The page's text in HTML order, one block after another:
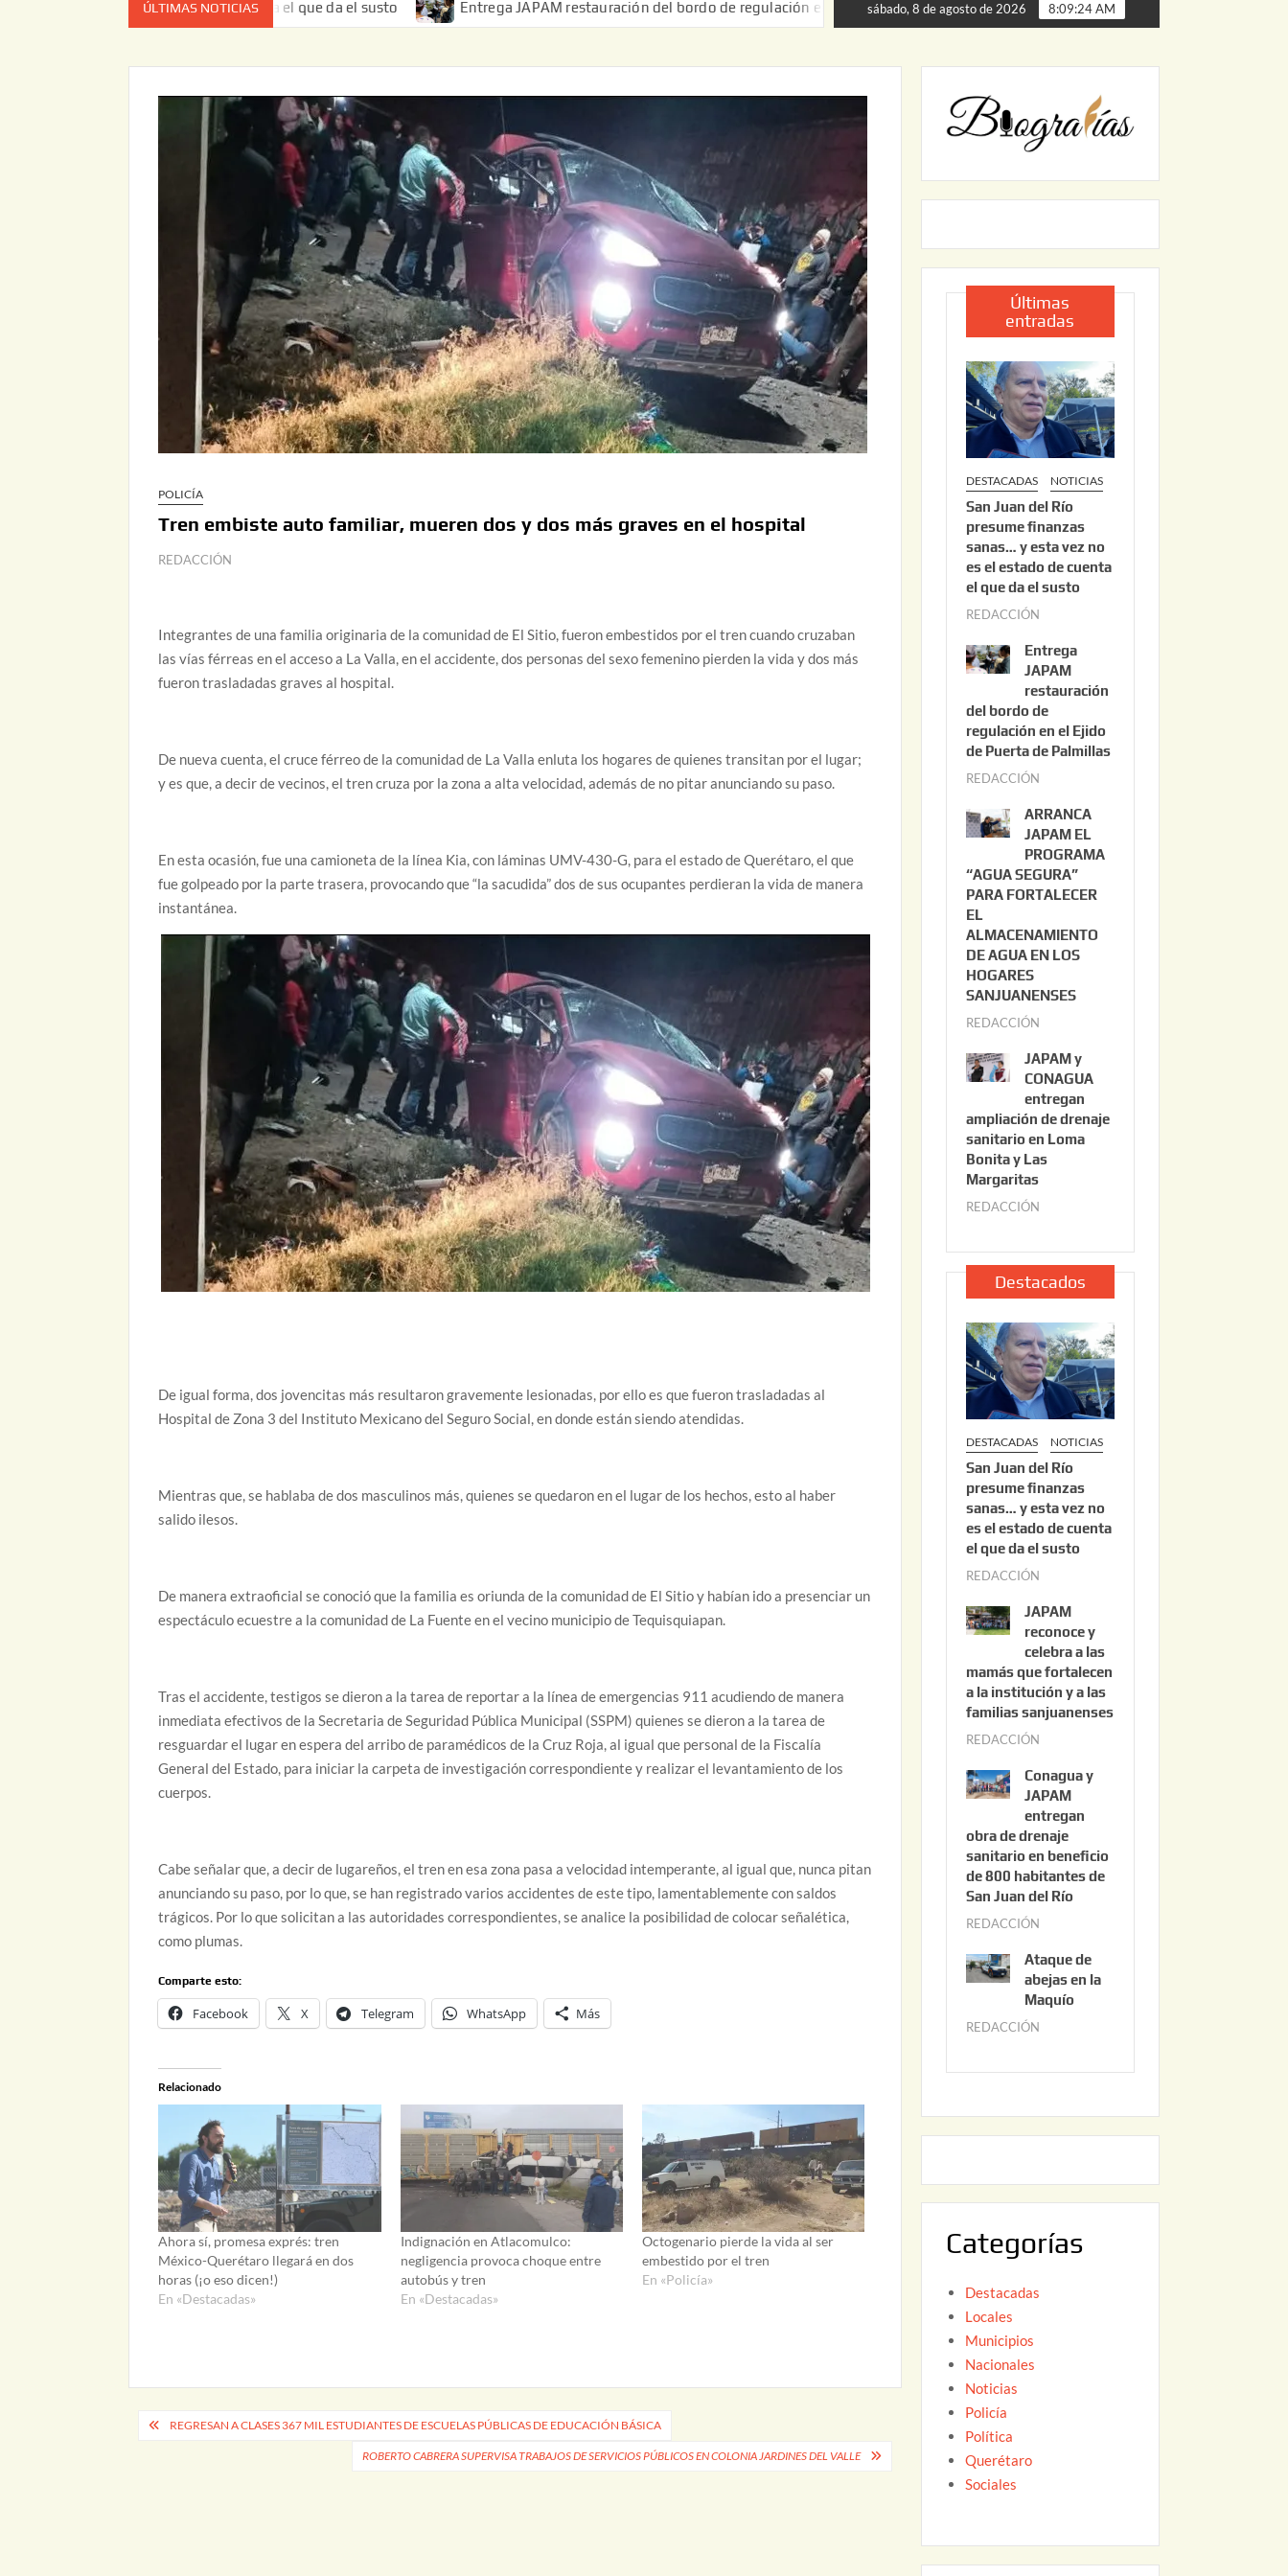
ÚLTIMAS NOTICIAS
no es el estado de cuenta el que da el susto Entrega JAPAM restauración del bordo de regulación en el Ejido de Puerta de Palmillas ARRANCA JAPAM EL PROGRAMA “AGUA
sábado, 8 de agosto de 2026 8:09:25 AM
POLICÍA
Tren embiste auto familiar, mueren dos y dos más graves en el hospital
REDACCIÓN
Integrantes de una familia originaria de la comunidad de El Sitio, fueron embestidos por el tren cuando cruzaban
las vías férreas en el acceso a La Valla, en el accidente, dos personas del sexo femenino pierden la vida y dos más
fueron trasladadas graves al hospital.
De nueva cuenta, el cruce férreo de la comunidad de La Valla enluta los hogares de quienes transitan por el lugar;
y es que, a decir de vecinos, el tren cruza por la zona a alta velocidad, además de no pitar anunciando su paso.
En esta ocasión, fue una camioneta de la línea Kia, con láminas UMV-430-G, para el estado de Querétaro, el que
fue golpeado por la parte trasera, provocando que “la sacudida” dos de sus ocupantes perdieran la vida de manera
instantánea.
De igual forma, dos jovencitas más resultaron gravemente lesionadas, por ello es que fueron trasladadas al
Hospital de Zona 3 del Instituto Mexicano del Seguro Social, en donde están siendo atendidas.
Mientras que, se hablaba de dos masculinos más, quienes se quedaron en el lugar de los hechos, esto al haber
salido ilesos.
De manera extraoficial se conoció que la familia es oriunda de la comunidad de El Sitio y habían ido a presenciar un
espectáculo ecuestre a la comunidad de La Fuente en el vecino municipio de Tequisquiapan.
Tras el accidente, testigos se dieron a la tarea de reportar a la línea de emergencias 911 acudiendo de manera
inmediata efectivos de la Secretaria de Seguridad Pública Municipal (SSPM) quienes se dieron a la tarea de
resguardar el lugar en espera del arribo de paramédicos de la Cruz Roja, al igual que personal de la Fiscalía
General del Estado, para iniciar la carpeta de investigación correspondiente y realizar el levantamiento de los
cuerpos.
Cabe señalar que, a decir de lugareños, el tren en esa zona pasa a velocidad intemperante, al igual que, nunca pitan
anunciando su paso, por lo que, se han registrado varios accidentes de este tipo, lamentablemente con saldos
trágicos. Por lo que solicitan a las autoridades correspondientes, se analice la posibilidad de colocar señalética,
como plumas.
Comparte esto:
Facebook X Telegram WhatsApp Más
Relacionado
Ahora sí, promesa exprés: tren
México-Querétaro llegará en dos
horas (¡o eso dicen!)
En «Destacadas»
Indignación en Atlacomulco:
negligencia provoca choque entre
autobús y tren
En «Destacadas»
Octogenario pierde la vida al ser
embestido por el tren
En «Policía»
Navegación
REGRESAN A CLASES 367 MIL ESTUDIANTES DE ESCUELAS PÚBLICAS DE EDUCACIÓN BÁSICA
ROBERTO CABRERA SUPERVISA TRABAJOS DE SERVICIOS PÚBLICOS EN COLONIA JARDINES DEL VALLE
Últimas
entradas
DESTACADAS NOTICIAS
San Juan del Río
presume finanzas
sanas… y esta vez no
es el estado de cuenta
el que da el susto
REDACCIÓN
o
s
t
o
3
2
0
2
6
Entrega
JAPAM
restauración
del bordo de
regulación en el Ejido
de Puerta de Palmillas
REDACCIÓN
l
i
o
2
0
ARRANCA
JAPAM EL
PROGRAMA
“AGUA SEGURA”
PARA FORTALECER
EL
ALMACENAMIENTO
DE AGUA EN LOS
HOGARES
SANJUANENSES
REDACCIÓN
l
i
o
2
2
2
6
JAPAM y
CONAGUA
entregan
ampliación de drenaje
sanitario en Loma
Bonita y Las
Margaritas
REDACCIÓN
l
i
o
2
2
,
2
0
2
6
Destacados
DESTACADAS NOTICIAS
San Juan del Río
presume finanzas
sanas… y esta vez no
es el estado de cuenta
el que da el susto
REDACCIÓN
s
t
o
3
0
2
6
JAPAM
reconoce y
celebra a las
mamás que fortalecen
a la institución y a las
familias sanjuanenses
REDACCIÓN
n
i
o
3
0
0
2
6
Conagua y
JAPAM
entregan
obra de drenaje
sanitario en beneficio
de 800 habitantes de
San Juan del Río
REDACCIÓN
n
i
0
2
Ataque de
abejas en la
Maquío
REDACCIÓN
y
2
Categorías
Destacadas
Locales
Municipios
Nacionales
Noticias
Policía
Política
Querétaro
Sociales